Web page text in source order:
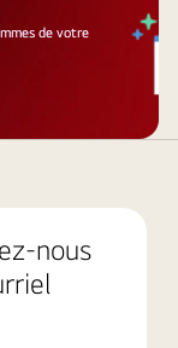
de votre
nous